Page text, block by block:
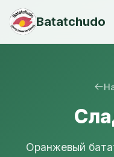
Batatchudo
Оранжевый